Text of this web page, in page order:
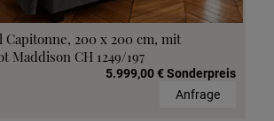
Capitonne, 200 x 200 cm, mit
Maddison CH 1249/197
5.999,00 € Sonderpreis
Anfrage